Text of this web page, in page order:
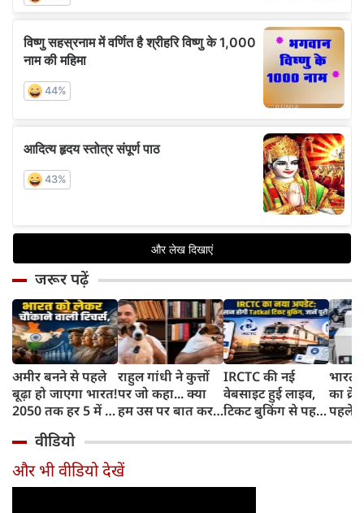
जरूर पढ़ें
अमीर बनने से पहले
बूढ़ा हो जाएगा भारत!
2050 तक हर 5 में 1
साल से ज्यादा उम्र का
राहुल गांधी ने कुत्तों
पर जो कहा... क्या
हम उस पर बात कर
IRCTC की नई
वेबसाइट हुई लाइव,
टिकट बुकिंग से पहले
काम, जानें पूरा
भारत
का
पहले
और
वीडियो
और भी वीडियो देखें